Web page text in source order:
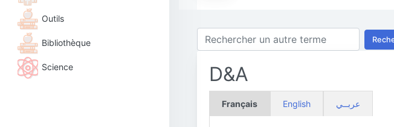
Outils
Bibliothèque
Science D&A
Français English عربــي